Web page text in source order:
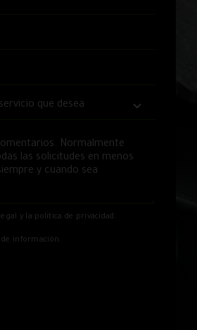
y la política de privacidad
información.